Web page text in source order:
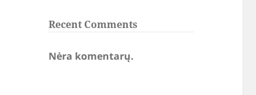
Recent Comments
Nėra komentarų.